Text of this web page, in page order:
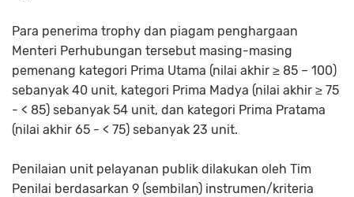
Para penerima trophy dan piagam penghargaan
Menteri Perhubungan tersebut masing-masing
pemenang kategori Prima Utama (nilai akhir ≥ 85 – 100)
sebanyak 40 unit, kategori Prima Madya (nilai akhir ≥ 75
- < 85) sebanyak 54 unit, dan kategori Prima Pratama
(nilai akhir 65 - < 75) sebanyak 23 unit.
Penilaian unit pelayanan publik dilakukan oleh Tim
Penilai berdasarkan 9 (sembilan) instrumen/kriteria